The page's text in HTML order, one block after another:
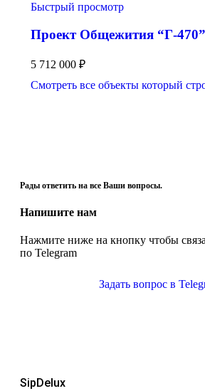
Быстрый просмотр
Проект Общежития “Г-
5 712 000 ₽
Смотреть все объекты который
Рады ответить на все Ваши вопросы.
Напишите нам
Нажмите ниже на кнопку чтобы
по Telegram
Задать вопрос в
SipDelux